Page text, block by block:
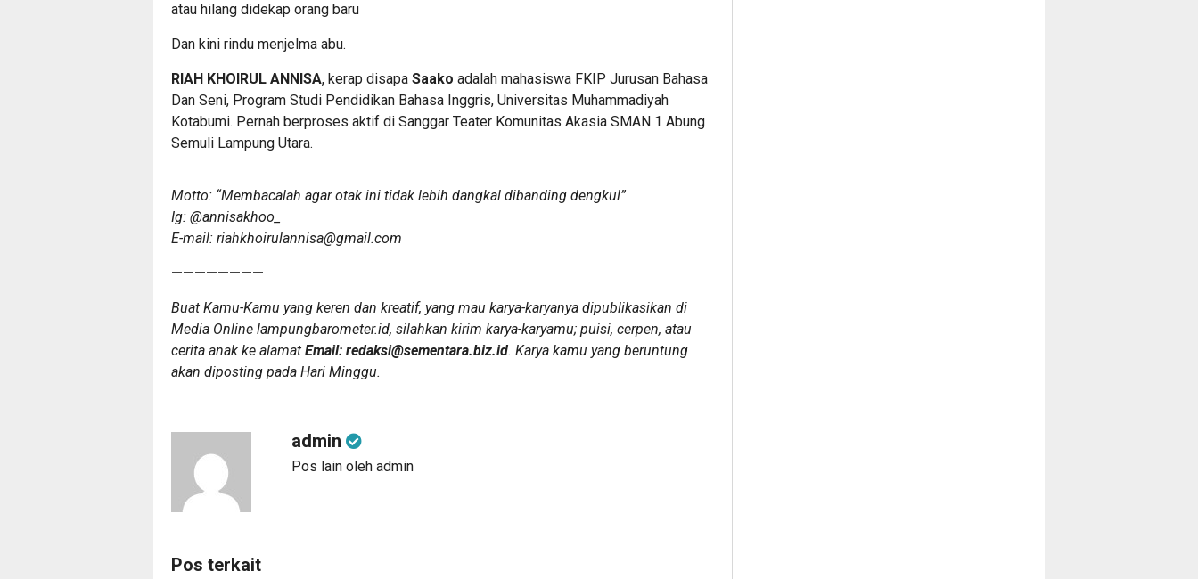
atau hilang didekap orang baru
Dan kini rindu menjelma abu.
RIAH KHOIRUL ANNISA, kerap disapa Saako adalah mahasiswa FKIP Jurusan Bahasa
Dan Seni, Program Studi Pendidikan Bahasa Inggris, Universitas Muhammadiyah
Kotabumi. Pernah berproses aktif di Sanggar Teater Komunitas Akasia SMAN 1 Abung
Semuli Lampung Utara.
Motto: “Membacalah agar otak ini tidak lebih dangkal dibanding dengkul”
Ig: @annisakhoo_
E-mail: riahkhoirulannisa@gmail.com
————————
Buat Kamu-Kamu yang keren dan kreatif, yang mau karya-karyanya dipublikasikan di
Media Online lampungbarometer.id, silahkan kirim karya-karyamu; puisi, cerpen, atau
cerita anak ke alamat Email: redaksi@sementara.biz.id. Karya kamu yang beruntung
akan diposting pada Hari Minggu.
admin
Pos lain oleh admin
Pos terkait